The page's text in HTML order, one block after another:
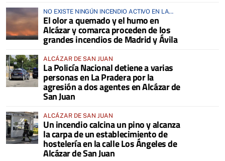
NO EXISTE NINGÚN INCENDIO ACTIVO EN LA
COMARCA
El olor a quemado y el humo en
Alcázar y comarca proceden de los
grandes incendios de Madrid y Ávila
ALCÁZAR DE SAN JUAN
La Policía Nacional detiene a varias
personas en La Pradera por la
agresión a dos agentes en Alcázar de
San Juan
ALCÁZAR DE SAN JUAN
Un incendio calcina un pino y alcanza
la carpa de un establecimiento de
hostelería en la calle Los Ángeles de
Alcázar de San Juan